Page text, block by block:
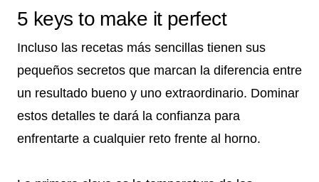
5 keys to make it perfect
Incluso las recetas más sencillas tienen sus
pequeños secretos que marcan la diferencia entre
un resultado bueno y uno extraordinario. Dominar
estos detalles te dará la confianza para
enfrentarte a cualquier reto frente al horno.